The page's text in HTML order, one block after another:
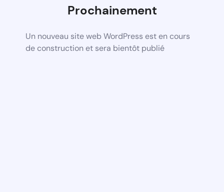
Prochainement
Un nouveau site web WordPress est en cours
de construction et sera bientôt publié